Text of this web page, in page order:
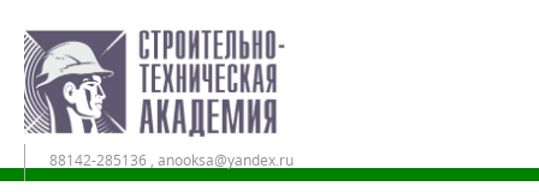
88142-285136 , anooksa@yandex.ru